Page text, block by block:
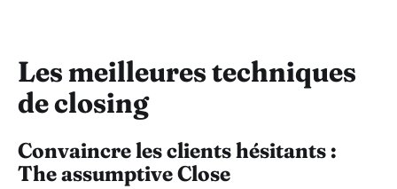
Les meilleures techniques
de closing
Convaincre les clients hésitants :
The assumptive Close